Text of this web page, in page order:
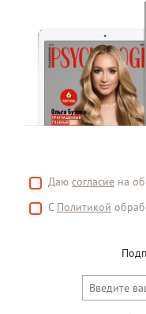
Даю согласие на
С Политикой